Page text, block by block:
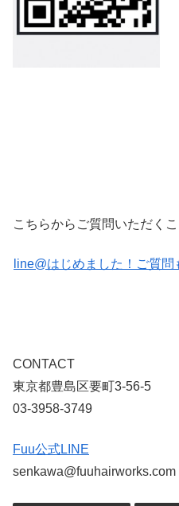
こちらからご質問いただく
line@はじめました！ご質問
CONTACT
東京都豊島区要町3-56-5
03-3958-3749
Fuu公式LINE
senkawa@fuuhairworks.com